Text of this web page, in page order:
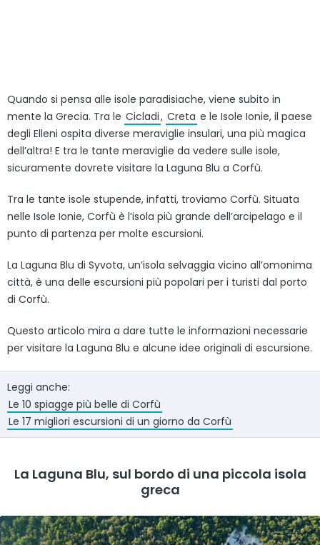
Quando si pensa alle isole paradisiache, viene subito in
mente la Grecia. Tra le Cicladi, Creta e le Isole Ionie, il paese
degli Elleni ospita diverse meraviglie insulari, una più magica
dell’altra! E tra le tante meraviglie da vedere sulle isole,
sicuramente dovrete visitare la Laguna Blu a Corfù.
Tra le tante isole stupende, infatti, troviamo Corfù. Situata
nelle Isole Ionie, Corfù è l’isola più grande dell’arcipelago e il
punto di partenza per molte escursioni.
La Laguna Blu di Syvota, un’isola selvaggia vicino all’omonima
città, è una delle escursioni più popolari per i turisti dal porto
di Corfù.
Questo articolo mira a dare tutte le informazioni necessarie
per visitare la Laguna Blu e alcune idee originali di escursione.
Leggi anche:
Le 10 spiagge più belle di Corfù
Le 17 migliori escursioni di un giorno da Corfù
La Laguna Blu, sul bordo di una piccola isola
greca